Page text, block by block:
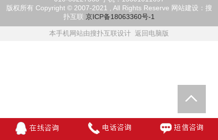
版权所有 Copyright © 2007-2021 , All Rights Reserve 网站建设：搜
扑互联 京ICP备18063360号-1
本手机网站由搜扑互联设计 返回电脑版